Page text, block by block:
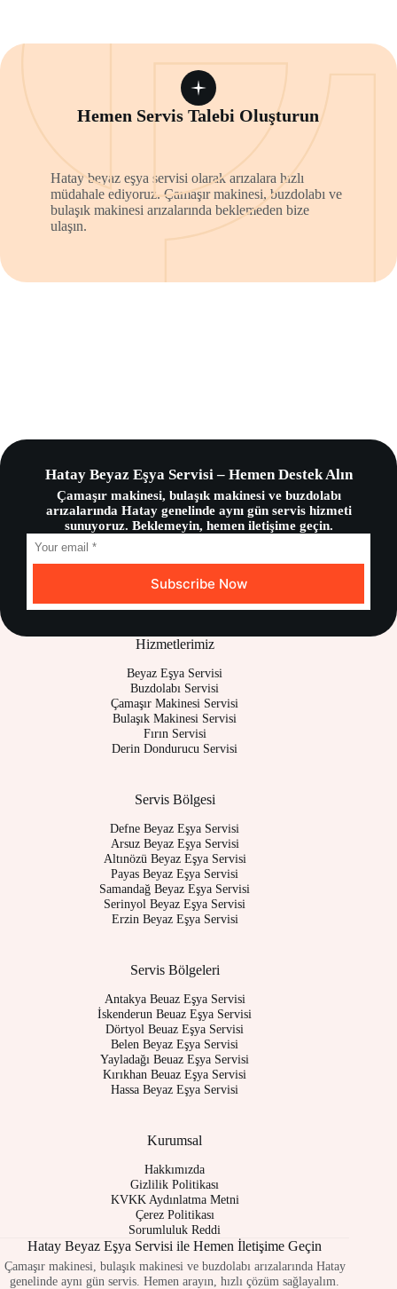
Hemen Servis Talebi Oluşturun
Hatay beyaz eşya servisi olarak arızalara hızlı
müdahale ediyoruz. Çamaşır makinesi, buzdolabı ve
bulaşık makinesi arızalarında beklemeden bize
ulaşın.
Hatay Beyaz Eşya Servisi – Hemen Destek Alın
Çamaşır makinesi, bulaşık makinesi ve buzdolabı
arızalarında Hatay genelinde aynı gün servis hizmeti
sunuyoruz. Beklemeyin, hemen iletişime geçin.
Subscribe Now
Hizmetlerimiz
Beyaz Eşya Servisi
Buzdolabı Servisi
Çamaşır Makinesi Servisi
Bulaşık Makinesi Servisi
Fırın Servisi
Derin Dondurucu Servisi
Servis Bölgesi
Defne Beyaz Eşya Servisi
Arsuz Beyaz Eşya Servisi
Altınözü Beyaz Eşya Servisi
Payas Beyaz Eşya Servisi
Samandağ Beyaz Eşya Servisi
Serinyol Beyaz Eşya Servisi
Erzin Beyaz Eşya Servisi
Servis Bölgeleri
Antakya Beuaz Eşya Servisi
İskenderun Beuaz Eşya Servisi
Dörtyol Beuaz Eşya Servisi
Belen Beyaz Eşya Servisi
Yayladağı Beuaz Eşya Servisi
Kırıkhan Beuaz Eşya Servisi
Hassa Beyaz Eşya Servisi
Kurumsal
Hakkımızda
Gizlilik Politikası
KVKK Aydınlatma Metni
Çerez Politikası
Sorumluluk Reddi
Hatay Beyaz Eşya Servisi ile Hemen İletişime Geçin
Çamaşır makinesi, bulaşık makinesi ve buzdolabı arızalarında Hatay
genelinde aynı gün servis. Hemen arayın, hızlı çözüm sağlayalım.